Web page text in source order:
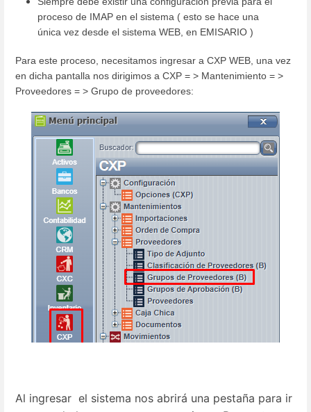
proceso de IMAP en el sistema ( esto se hace una
única vez desde el sistema WEB, en EMISARIO )
Para este proceso, necesitamos ingresar a CXP WEB, una vez
en dicha pantalla nos dirigimos a CXP = > Mantenimiento = >
Proveedores = > Grupo de proveedores:
Al ingresar el sistema nos abrirá una pestaña para ir